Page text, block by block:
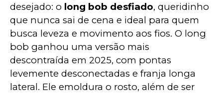
desejado: o long bob desfiado, queridinho
que nunca sai de cena e ideal para quem
busca leveza e movimento aos fios. O long
bob ganhou uma versão mais
descontraída em 2025, com pontas
levemente desconectadas e franja longa
lateral. Ele emoldura o rosto, além de ser